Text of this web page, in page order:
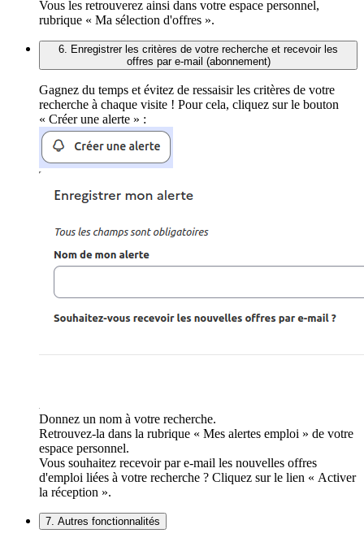
Vous les retrouverez ainsi dans votre espace personnel,
rubrique « Ma sélection d'offres ».
6. Enregistrer les critères de votre recherche et recevoir les
offres par e-mail (abonnement)
Gagnez du temps et évitez de ressaisir les critères de votre
recherche à chaque visite ! Pour cela, cliquez sur le bouton
« Créer une alerte » :
Donnez un nom à votre recherche.
Retrouvez-la dans la rubrique « Mes alertes emploi » de votre
espace personnel.
Vous souhaitez recevoir par e-mail les nouvelles offres
d'emploi liées à votre recherche ? Cliquez sur le lien « Activer
la réception ».
7. Autres fonctionnalités